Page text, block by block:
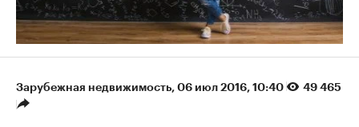
Зарубежная недвижимость 06 июл 2016, 10:40 49 465